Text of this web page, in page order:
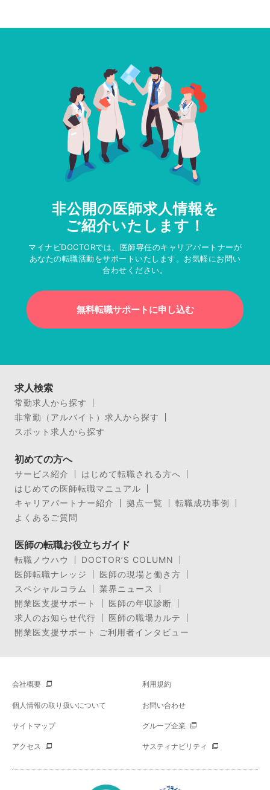
非公開の医師求人情報を
ご紹介いたします！
マイナビDOCTORでは、医師専任のキャリアパートナーが
あなたの転職活動をサポートいたします。お気軽にお問い
合わせください。
無料転職サポートに申し込む
求人検索
常勤求人から探す
非常勤（アルバイト）求人から探す
スポット求人から探す
初めての方へ
サービス紹介
はじめて転職される方へ
はじめての医師転職マニュアル
キャリアパートナー紹介
拠点一覧
転職成功事例
よくあるご質問
医師の転職お役立ちガイド
転職ノウハウ
DOCTOR’S COLUMN
医師転職ナレッジ
医師の現場と働き方
スペシャルコラム
業界ニュース
開業医支援サポート
医師の年収診断
求人のお知らせ代行
医師の職場カルテ
開業医支援サポート ご利用者インタビュー
会社概要 利用規約
個人情報の取り扱いについて お問い合わせ
サイトマップ グループ企業
アクセス サスティナビリティ